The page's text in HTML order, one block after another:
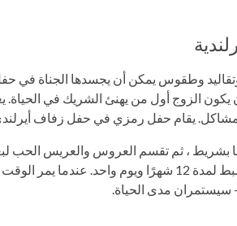
وتقاليد وطقوس يمكن أن يجسدها الجناة في
الزوج أول من يهنئ الشريك في الحياة.
يقام حفل رمزي في حفل زفاف أيرلندي
بشريط ، ثم تقسم العروس والعريس الحب
مصيرهم متصلاً بالضبط لمدة 12 شهرًا ويوم
- سيستمران مدى الحياة.